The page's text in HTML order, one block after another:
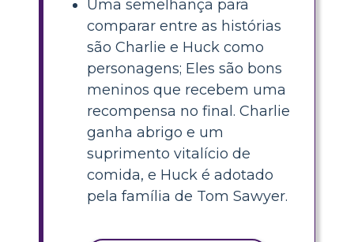
Uma semelhança para
comparar entre as histórias
são Charlie e Huck como
personagens; Eles são bons
meninos que recebem uma
recompensa no final. Charlie
ganha abrigo e um
suprimento vitalício de
comida, e Huck é adotado
pela família de Tom Sawyer.